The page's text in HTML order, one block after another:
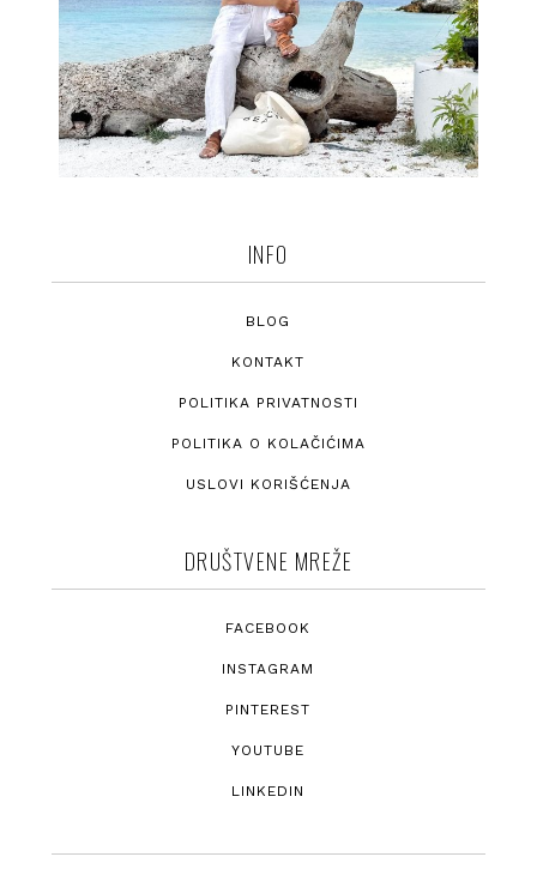
INFO
BLOG
KONTAKT
POLITIKA PRIVATNOSTI
POLITIKA O KOLAČIĆIMA
USLOVI KORIŠĆENJA
DRUŠTVENE MREŽE
FACEBOOK
INSTAGRAM
PINTEREST
YOUTUBE
LINKEDIN